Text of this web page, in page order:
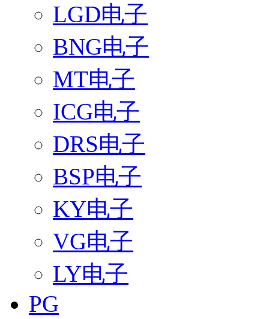
LGD电子
BNG电子
MT电子
ICG电子
DRS电子
BSP电子
KY电子
VG电子
LY电子
PG